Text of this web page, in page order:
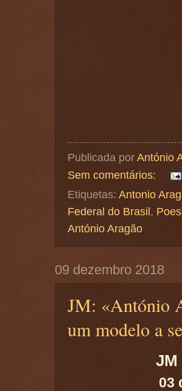
Publicada por António
Sem comentários:
Etiquetas: Antonio
Federal do Brasil,
António Aragão
09 dezembro 2018
JM: «António
um modelo a
JM
03